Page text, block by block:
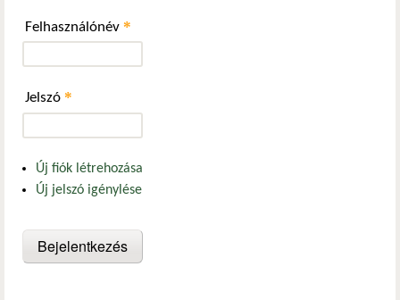
Felhasználónév *
Jelszó *
Új fiók létrehozása
Új jelszó igénylése